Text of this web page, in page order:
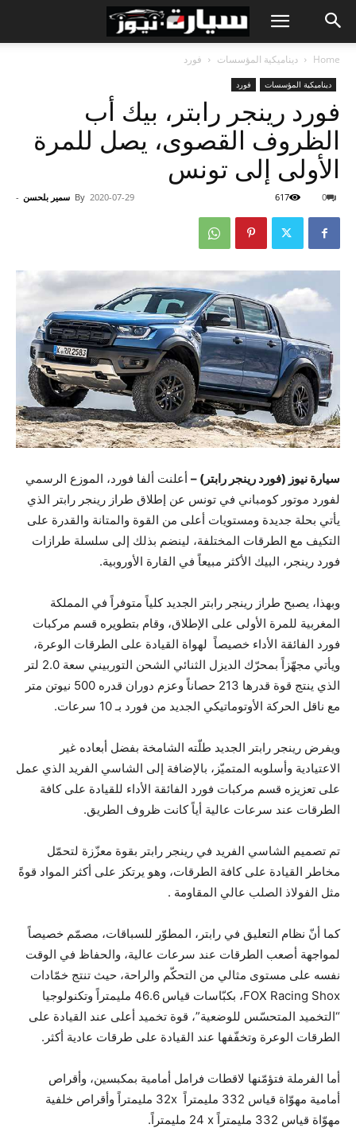
Home ديناميكية المؤسسات فورد
ديناميكية المؤسسات فورد
فورد رينجر رابتر، بيك أب
الظروف القصوى، يصل للمرة
الأولى إلى تونس
By سمير بلحسن - 2020-07-29 0
617
سيارة نيوز (فورد رينجر رابتر) – أعلنت ألفا فورد، الموزع الرسمي
لفورد موتور كومباني في تونس عن إطلاق طراز رينجر رابتر الذي
يأتي بحلة جديدة ومستويات أعلى من القوة والمتانة والقدرة على
التكيف مع الطرقات المختلفة، لينضم بذلك إلى سلسلة طرازات
فورد رينجر، البيك الأكثر مبيعاً في القارة الأوروبية.
وبهذا، يصبح طراز رينجر رابتر الجديد كلياً متوفراً في المملكة
المغربية للمرة الأولى على الإطلاق، وقام بتطويره قسم مركبات
فورد الفائقة الأداء خصيصاً لهواة القيادة على الطرقات الوعرة،
ويأتي مجهّزاً بمحرّك الديزل الثنائي الشحن التوربيني سعة 2.0 لتر
الذي ينتج قوة قدرها 213 حصاناً وعزم دوران قدره 500 نيوتن متر
مع ناقل الحركة الأوتوماتيكي الجديد من فورد بـ 10 سرعات.
ويفرض رينجر رابتر الجديد طلّته الشامخة بفضل أبعاده غير
الاعتيادية وأسلوبه المتميّز، بالإضافة إلى الشاسي الفريد الذي عمل
على تعزيزه قسم مركبات فورد الفائقة الأداء للقيادة على كافة
الطرقات عند سرعات عالية أياً كانت ظروف الطريق.
تم تصميم الشاسي الفريد في رينجر رابتر بقوة معزّزة لتحمّل
مخاطر القيادة على كافة الطرقات، وهو يرتكز على أكثر المواد قوةً
مثل الفولاذ الصلب عالي المقاومة .
كما أنّ نظام التعليق في رابتر، المطوّر للسباقات، مصمّم خصيصاً
لمواجهة أصعب الطرقات عند سرعات عالية، والحفاظ في الوقت
نفسه على مستوى مثالي من التحكّم والراحة، حيث تنتج خمّادات
FOX Racing Shox، بكبّاسات قياس 46.6 مليمتراً وتكنولوجيا
“التخميد المتحسّس للوضعية”، قوة تخميد أعلى عند القيادة على
الطرقات الوعرة وتخفّفها عند القيادة على طرقات عادية أكثر.
أما الفرملة فتؤمّنها لاقطات فرامل أمامية بمكبسين، وأقراص
أمامية مهوّاة قياس 332 مليمتراً x‏32 مليمتراً وأقراص خلفية
مهوّاة قياس 332 مليمتراً x‏ 24 مليمتراً.